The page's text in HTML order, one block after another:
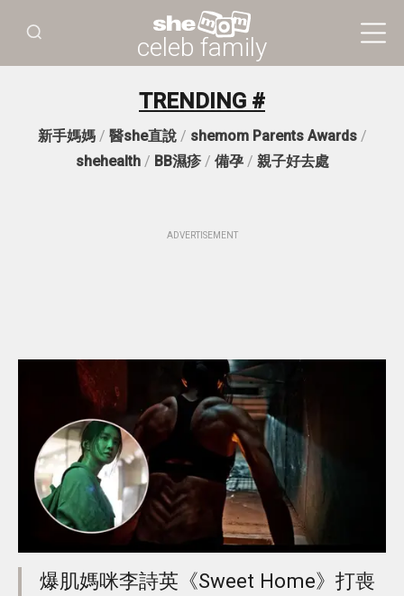
celeb family
TRENDING #
新手媽媽/ 醫she直說/ shemom Parents Awards/
shehealth/ BB濕疹/ 備孕/ 親子好去處
ADVERTISEMENT
爆肌媽咪李詩英《Sweet Home》打喪